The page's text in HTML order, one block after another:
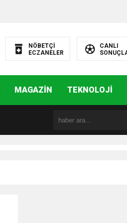
NÖBETÇİ
ECZANELER
CANLI
MAGAZİN TEKNOLOJİ